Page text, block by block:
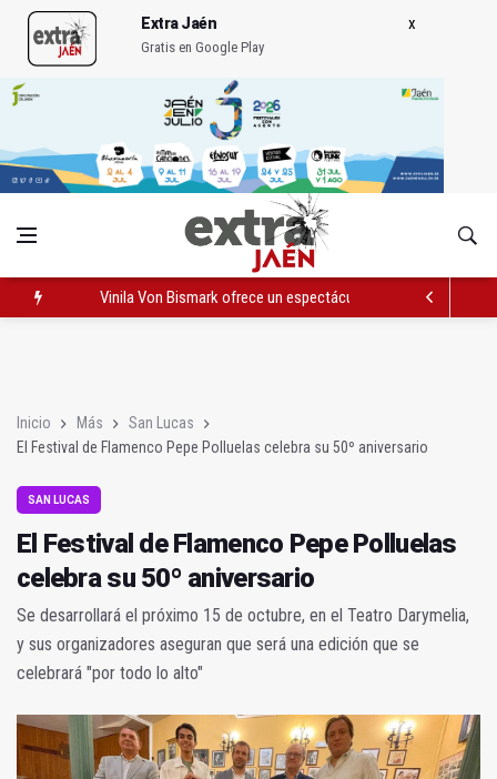
Extra Jaén
Gratis en Google Play
Vinila Von Bismark ofrece un espectáculo "rompedor" en el
Inicio Más
San Lucas
El Festival de Flamenco Pepe Polluelas celebra su 50º aniversario
SAN LUCAS
El Festival de Flamenco Pepe Polluelas
celebra su 50º aniversario
Se desarrollará el próximo 15 de octubre, en el Teatro Darymelia,
y sus organizadores aseguran que será una edición que se
celebrará "por todo lo alto"